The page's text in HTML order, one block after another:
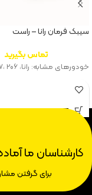
سیبک فرمان رانا – راست
تماس بگیرید
خودورهای مشابه: رانا، ۲۰۶ ،‌۲۰۷
کارشناسان ما
برای گرفتن